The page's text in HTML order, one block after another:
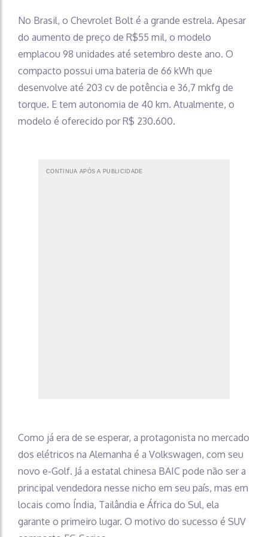
No Brasil, o Chevrolet Bolt é a grande estrela. Apesar
do aumento de preço de R$55 mil, o modelo
emplacou 98 unidades até setembro deste ano. O
compacto possui uma bateria de 66 kWh que
desenvolve até 203 cv de potência e 36,7 mkfg de
torque. E tem autonomia de 40 km. Atualmente, o
modelo é oferecido por R$ 230.600.
CONTINUA APÓS A PUBLICIDADE
Como já era de se esperar, a protagonista no mercado
dos elétricos na Alemanha é a Volkswagen, com seu
novo e-Golf. Já a estatal chinesa BAIC pode não ser a
principal vendedora nesse nicho em seu país, mas em
locais como Índia, Tailândia e África do Sul, ela
garante o primeiro lugar. O motivo do sucesso é SUV